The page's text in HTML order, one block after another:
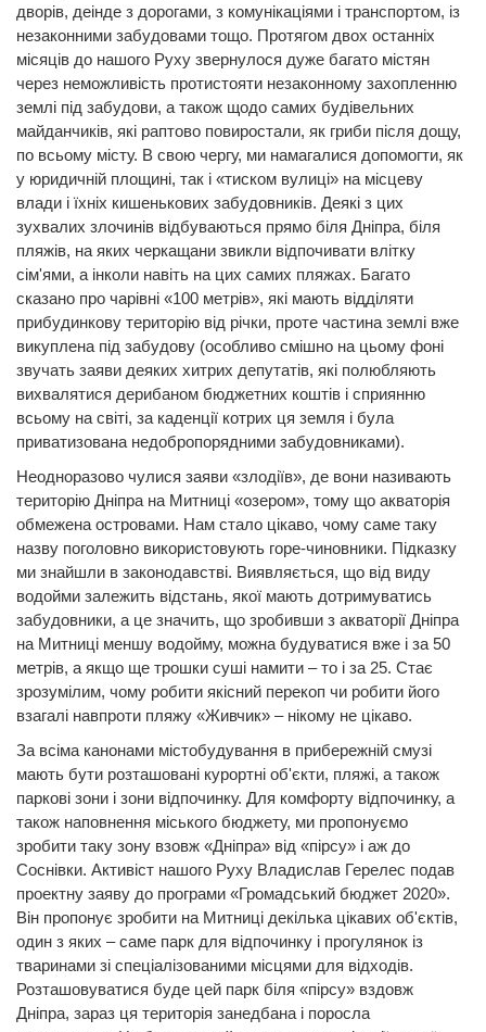
дворів, деінде з дорогами, з комунікаціями і транспортом, із
незаконними забудовами тощо. Протягом двох останніх
місяців до нашого Руху звернулося дуже багато містян
через неможливість протистояти незаконному захопленню
землі під забудови, а також щодо самих будівельних
майданчиків, які раптово повиростали, як гриби після дощу,
по всьому місту. В свою чергу, ми намагалися допомогти, як
у юридичній площині, так і «тиском вулиці» на місцеву
влади і їхніх кишенькових забудовників. Деякі з цих
зухвалих злочинів відбуваються прямо біля Дніпра, біля
пляжів, на яких черкащани звикли відпочивати влітку
сім'ями, а інколи навіть на цих самих пляжах. Багато
сказано про чарівні «100 метрів», які мають відділяти
прибудинкову територію від річки, проте частина землі вже
викуплена під забудову (особливо смішно на цьому фоні
звучать заяви деяких хитрих депутатів, які полюбляють
вихвалятися дерибаном бюджетних коштів і сприянню
всьому на світі, за каденції котрих ця земля і була
приватизована недобропорядними забудовниками).
Неодноразово чулися заяви «злодіїв», де вони називають
територію Дніпра на Митниці «озером», тому що акваторія
обмежена островами. Нам стало цікаво, чому саме таку
назву поголовно використовують горе-чиновники. Підказку
ми знайшли в законодавстві. Виявляється, що від виду
водойми залежить відстань, якої мають дотримуватись
забудовники, а це значить, що зробивши з акваторії Дніпра
на Митниці меншу водойму, можна будуватися вже і за 50
метрів, а якщо ще трошки суші намити – то і за 25. Стає
зрозумілим, чому робити якісний перекоп чи робити його
взагалі навпроти пляжу «Живчик» – нікому не цікаво.
За всіма канонами містобудування в прибережній смузі
мають бути розташовані курортні об'єкти, пляжі, а також
паркові зони і зони відпочинку. Для комфорту відпочинку, а
також наповнення міського бюджету, ми пропонуємо
зробити таку зону взовж «Дніпра» від «пірсу» і аж до
Соснівки. Активіст нашого Руху Владислав Герелес подав
проектну заяву до програми «Громадський бюджет 2020».
Він пропонує зробити на Митниці декілька цікавих об'єктів,
один з яких – саме парк для відпочинку і прогулянок із
тваринами зі спеціалізованими місцями для відходів.
Розташовуватися буде цей парк біля «пірсу» вздовж
Дніпра, зараз ця територія занедбана і поросла